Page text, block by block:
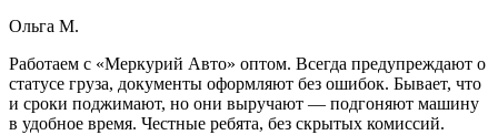
Ольга М.
Работаем с «Меркурий Авто» оптом. Всегда предупреждают о
статусе груза, документы оформляют без ошибок. Бывает, что
и сроки поджимают, но они выручают — подгоняют машину
в удобное время. Честные ребята, без скрытых комиссий.